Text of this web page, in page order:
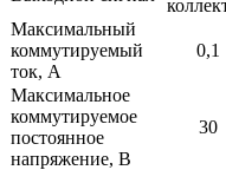
Максимальный
коммутируемый
ток, А
0,1
Максимальное
коммутируемое
постоянное
напряжение, В
30